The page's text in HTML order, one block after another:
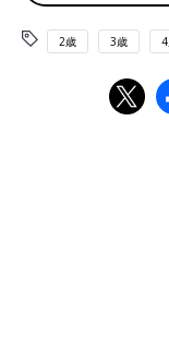
大きなバッタの遊具によ
2歳 3歳